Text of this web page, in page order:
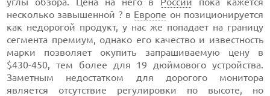
несколько завышенной ? в Европе он позиционируется
как недорогой продукт, у нас же попадает на границу
сегмента премиум, однако его качество и известность
марки позволяет окупить запрашиваемую цену в
$430-450, тем более для 19 дюймового устройства.
Заметным недостатком для дорогого монитора
является отсутствие регулировки по высоте, но